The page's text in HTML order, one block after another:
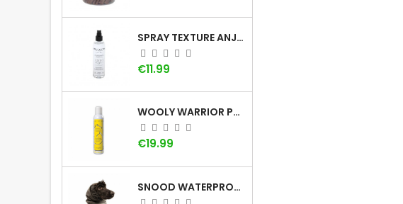
SPRAY TEXTURE ANJU BEAUTÉ
Price
€11.99
WOOLY WARRIOR PAR LADYBEL
Price
€19.99
SNOOD WATERPROOF : LE CACHE-OREILLE POUR CHIEN